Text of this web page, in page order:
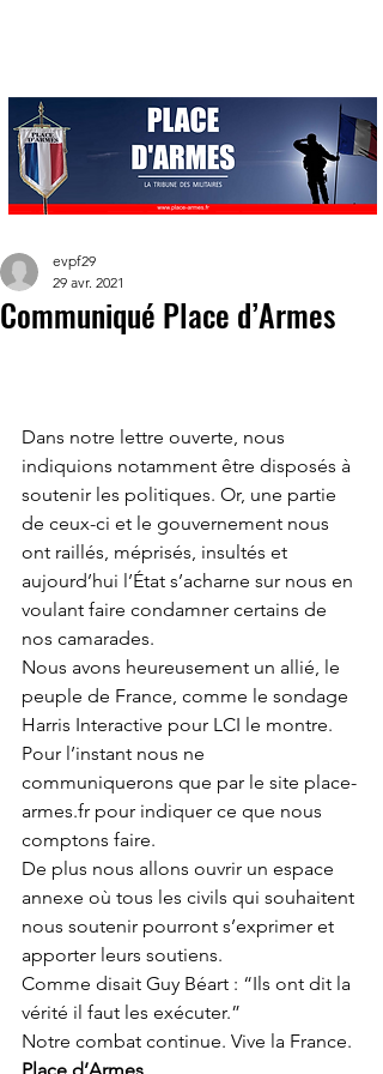
Communiqué Place d’Armes
evpf29
29 avr. 2021
Dans notre lettre ouverte, nous
indiquions notamment être disposés à
soutenir les politiques. Or, une partie
de ceux-ci et le gouvernement nous
ont raillés, méprisés, insultés et
aujourd’hui l’État s’acharne sur nous en
voulant faire condamner certains de
nos camarades.
Nous avons heureusement un allié, le
peuple de France, comme le sondage
Harris Interactive pour LCI le montre.
Pour l’instant nous ne
communiquerons que par le site place-
armes.fr pour indiquer ce que nous
comptons faire.
De plus nous allons ouvrir un espace
annexe où tous les civils qui souhaitent
nous soutenir pourront s’exprimer et
apporter leurs soutiens.
Comme disait Guy Béart : “Ils ont dit la
vérité il faut les exécuter.”
Notre combat continue. Vive la France.